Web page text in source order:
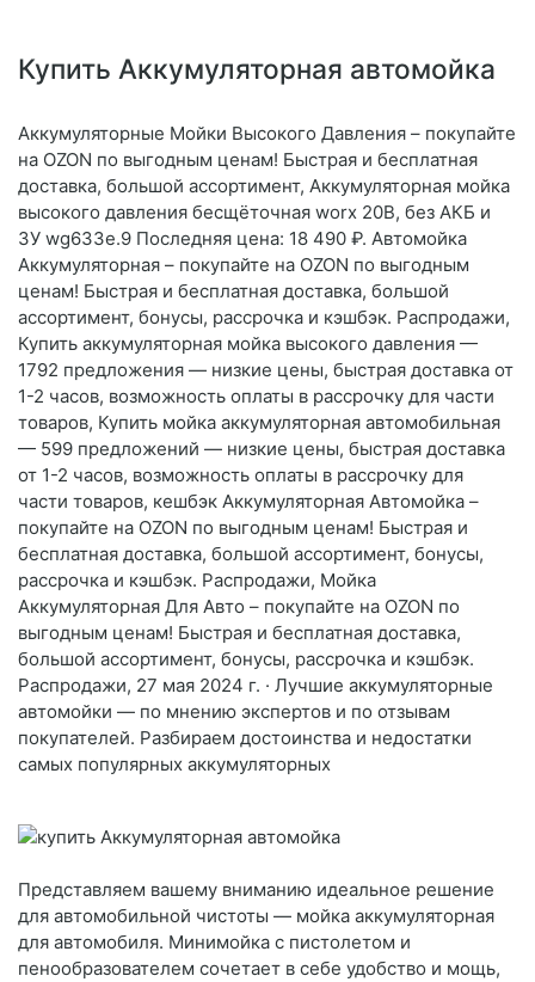
Купить Аккумуляторная автомойка
Аккумуляторные Мойки Высокого Давления – покупайте
на OZON по выгодным ценам! Быстрая и бесплатная
доставка, большой ассортимент, Аккумуляторная мойка
высокого давления бесщёточная worx 20В, без АКБ и
ЗУ wg633e.9 Последняя цена: 18 490 ₽. Автомойка
Аккумуляторная – покупайте на OZON по выгодным
ценам! Быстрая и бесплатная доставка, большой
ассортимент, бонусы, рассрочка и кэшбэк. Распродажи,
Купить аккумуляторная мойка высокого давления —
1792 предложения — низкие цены, быстрая доставка от
1-2 часов, возможность оплаты в рассрочку для части
товаров, Купить мойка аккумуляторная автомобильная
— 599 предложений — низкие цены, быстрая доставка
от 1-2 часов, возможность оплаты в рассрочку для
части товаров, кешбэк Аккумуляторная Автомойка –
покупайте на OZON по выгодным ценам! Быстрая и
бесплатная доставка, большой ассортимент, бонусы,
рассрочка и кэшбэк. Распродажи, Мойка
Аккумуляторная Для Авто – покупайте на OZON по
выгодным ценам! Быстрая и бесплатная доставка,
большой ассортимент, бонусы, рассрочка и кэшбэк.
Распродажи, 27 мая 2024 г. · Лучшие аккумуляторные
автомойки — по мнению экспертов и по отзывам
покупателей. Разбираем достоинства и недостатки
самых популярных аккумуляторных
Представляем вашему вниманию идеальное решение
для автомобильной чистоты — мойка аккумуляторная
для автомобиля. Минимойка с пистолетом и
пенообразователем сочетает в себе удобство и мощь,